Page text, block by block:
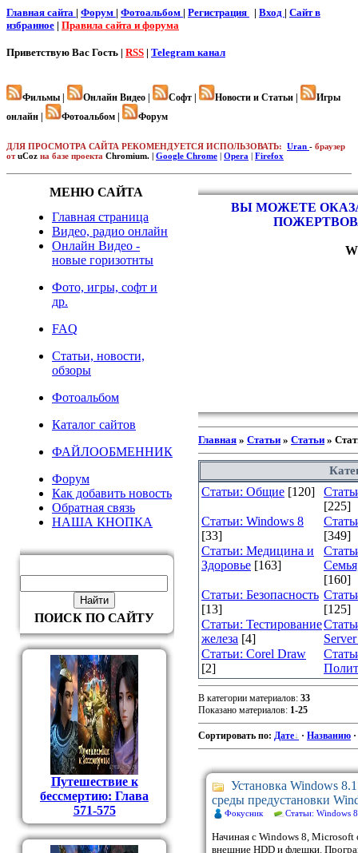
Главная сайта | Форум | Фотоальбом | Регистрация | Вход | Cайт в
избранное | Правила сайта и форума
Приветствую Вас Гость | RSS | Telegram канал
Фильмы | Онлайн Видео | Софт | Новости и Статьи |
Игры
онлайн |
Фотоальбом | Форум
ДЛЯ ПРОСМОТРА САЙТА РЕКОМЕНДУЕТСЯ ИСПОЛЬЗОВАТЬ: Uran - браузер
отuCoz на базе проекта Chromium. | Google Chrome | Opera | Firefox
МЕНЮ САЙТА
Главная страница
Видео, радио онлайн
Онлайн Видео -
новые горизотнты
Фото, игры, софт и
др.
FAQ
Статьи, новости,
обзоры
Фотоальбом
Каталог сайтов
ФАЙЛООБМЕННИК
Форум
Как добавить новость
Обратная связь
НАША КНОПКА
ПОИСК ПО САЙТУ
Путешествие к
бессмертию: Глава
571-575
ВЫ МОЖЕТЕ
Главная » Статьи » Статьи »
Статьи: Общие [120]
[225]
Статьи: Windows 8
[33]
[349]
Статьи: Медицина и
Здоровье [163]
[160]
Статьи: Безопасность
[13]
[125]
Статьи: Тестирование
железа [4]
Статьи: Corel Draw
[2]
В категории материалов: 33
Показано материалов: 1-25
Сортировать по: Дате · Названию ·
Установка Windows
среды предустановки
Фокусник Статьи: Windows 8
Начиная с Windows 8, Microsoft
внешние HDD и флешки.